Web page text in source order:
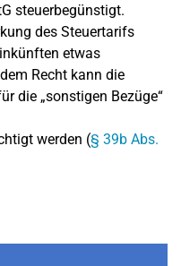
steuerbegünstigt.
des Steuertarifs
etwas
Recht kann die
die „sonstigen Bezüge“
werden (§ 39b Abs.